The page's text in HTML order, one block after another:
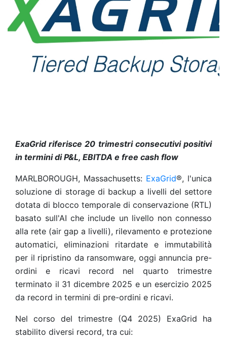
ExaGrid riferisce 20 trimestri consecutivi positivi
in termini di P&L, EBITDA e free cash flow
MARLBOROUGH, Massachusetts: ExaGrid®, l'unica
soluzione di storage di backup a livelli del settore
dotata di blocco temporale di conservazione (RTL)
basato sull'AI che include un livello non connesso
alla rete (air gap a livelli), rilevamento e protezione
automatici, eliminazioni ritardate e immutabilità
per il ripristino da ransomware, oggi annuncia pre-
ordini e ricavi record nel quarto trimestre
terminato il 31 dicembre 2025 e un esercizio 2025
da record in termini di pre-ordini e ricavi.
Nel corso del trimestre (Q4 2025) ExaGrid ha
stabilito diversi record, tra cui: